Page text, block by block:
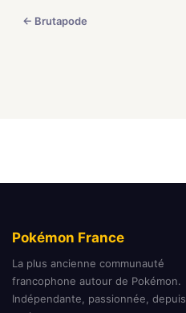
← Brutapode
Pokémon France
La plus ancienne communauté
francophone autour de Pokémon.
Indépendante, passionnée, depuis